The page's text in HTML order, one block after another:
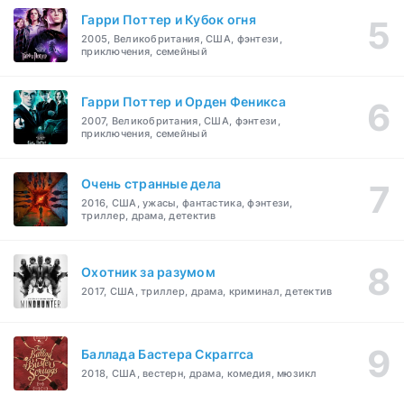
Гарри Поттер и Кубок огня
2005, Великобритания, США, фэнтези,
приключения, семейный
Гарри Поттер и Орден Феникса
2007, Великобритания, США, фэнтези,
приключения, семейный
Очень странные дела
2016, США, ужасы, фантастика, фэнтези,
триллер, драма, детектив
Охотник за разумом
2017, США, триллер, драма, криминал, детектив
Баллада Бастера Скраггса
2018, США, вестерн, драма, комедия, мюзикл